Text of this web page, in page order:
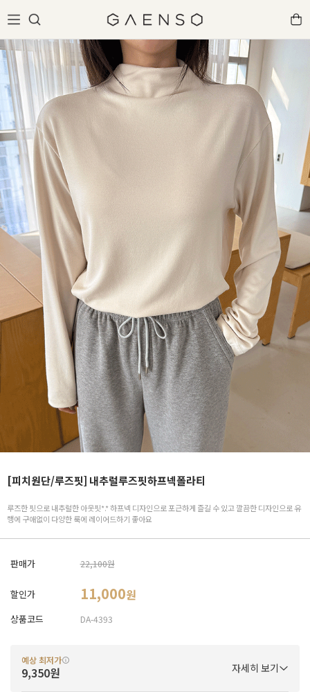
[피치원단/루즈핏] 내추럴루즈핏하프넥폴라티
루즈한 핏으로 내추럴한 아웃핏*.* 하프넥 디자인으로 포근하게 즐길 수 있고 깔끔한 디자인으로 유
행에 구애없이 다양한 룩에 레이어드하기 좋아요
판매가 22,100원
할인가 11,000원
상품코드 DA-4393
예상 최저가
9,350원 자세히 보기